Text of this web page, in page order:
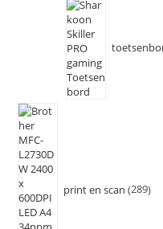
print en scan 289